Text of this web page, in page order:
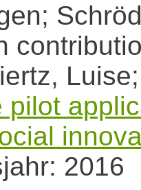
pilot
2016